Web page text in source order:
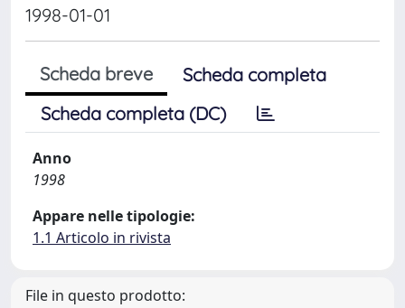
1998-01-01
Scheda breve
Scheda completa
Scheda completa (DC)
Anno
1998
Appare nelle tipologie:
1.1 Articolo in rivista
File in questo prodotto: